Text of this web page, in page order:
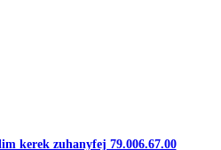
kerek zuhanyfej 79.006.67.00